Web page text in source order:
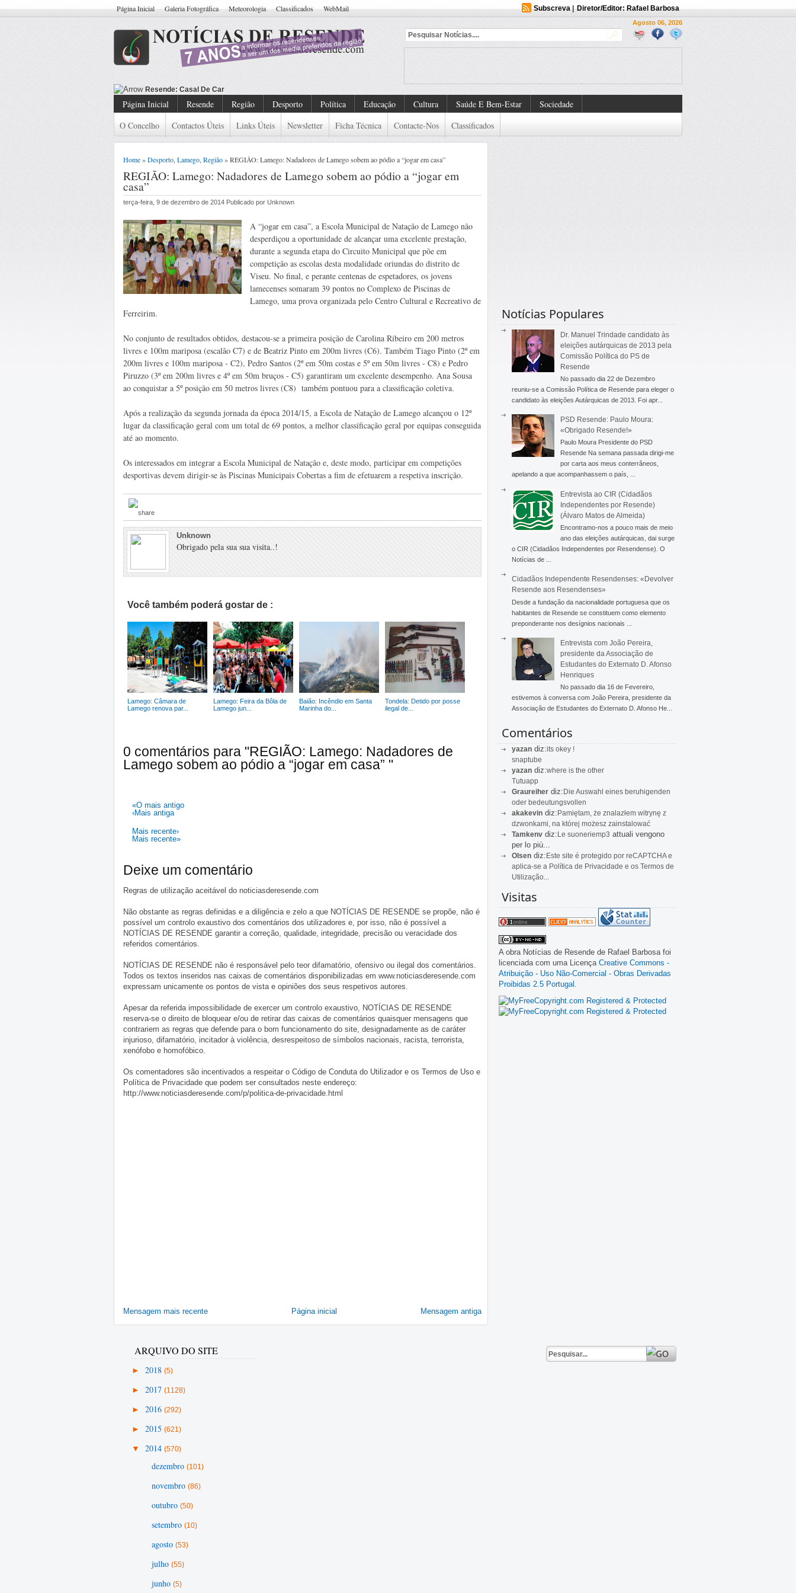
Página Inicial Galeria Fotográfica Meteorologia Classificados WebMail Subscreva| Diretor/Editor: Rafael Barbosa
Agosto 06, 2026
Resende: Casal De Carteiristas Identificado
Página Inicial Resende Região Desporto Política Educação Cultura Saúde E Bem-Estar
Sociedade
O Concelho
Contactos Úteis Links Úteis Newsletter Ficha Técnica Contacte-Nos Classificados
Home»Desporto Lamego Região» REGIÃO: Lamego: Nadadores de Lamego sobem ao pódio a “jogar em casa”
REGIÃO: Lamego: Nadadores de Lamego sobem ao pódio a “jogar em
casa”
terça-feira, 9 de dezembro de 2014 Publicado por Unknown
A “jogar em casa”, a Escola Municipal de Natação de Lamego não
desperdiçou a oportunidade de alcançar uma excelente prestação,
durante a segunda etapa do Circuito Municipal que põe em
competição as escolas desta modalidade oriundas do distrito de
Viseu. No final, e perante centenas de espetadores, os jovens
lamecenses somaram 39 pontos no Complexo de Piscinas de
Lamego, uma prova organizada pelo Centro Cultural e Recreativo de
Ferreirim.
No conjunto de resultados obtidos, destacou-se a primeira posição de Carolina Ribeiro em 200 metros
livres e 100m mariposa (escalão C7) e de Beatriz Pinto em 200m livres (C6). Também Tiago Pinto (2º em
200m livres e 100m mariposa - C2), Pedro Santos (2º em 50m costas e 5º em 50m livres - C8) e Pedro
Piruzzo (3º em 200m livres e 4º em 50m bruços - C5) garantiram um excelente desempenho. Ana Sousa
ao conquistar a 5º posição em 50 metros livres (C8) também pontuou para a classificação coletiva.
Após a realização da segunda jornada da época 2014/15, a Escola de Natação de Lamego alcançou o 12º
lugar da classificação geral com um total de 69 pontos, a melhor classificação geral por equipas conseguida
até ao momento.
Os interessados em integrar a Escola Municipal de Natação e, deste modo, participar em competições
desportivas devem dirigir-se às Piscinas Municipais Cobertas a fim de efetuarem a respetiva inscrição.
Unknown
Obrigado pela sua sua visita..!
Você também poderá gostar de :
Lamego: Câmara de
Lamego renova par...
Lamego: Feira da Bôla de
Lamego jun...
Baião: Incêndio em Santa
Marinha do...
Tondela: Detido por posse
ilegal de...
0 comentários para "REGIÃO: Lamego: Nadadores de
Lamego sobem ao pódio a “jogar em casa” "
«O mais antigo
‹Mais antiga
Mais recente›
Mais recente»
Deixe um comentário
Regras de utilização aceitável do noticiasderesende.com
Não obstante as regras definidas e a diligência e zelo a que NOTÍCIAS DE RESENDE se propõe, não é
possível um controlo exaustivo dos comentários dos utilizadores e, por isso, não é possível a
NOTÍCIAS DE RESENDE garantir a correção, qualidade, integridade, precisão ou veracidade dos
referidos comentários.
NOTÍCIAS DE RESENDE não é responsável pelo teor difamatório, ofensivo ou ilegal dos comentários.
Todos os textos inseridos nas caixas de comentários disponibilizadas em www.noticiasderesende.com
expressam unicamente os pontos de vista e opiniões dos seus respetivos autores.
Apesar da referida impossibilidade de exercer um controlo exaustivo, NOTÍCIAS DE RESENDE
reserva-se o direito de bloquear e/ou de retirar das caixas de comentários quaisquer mensagens que
contrariem as regras que defende para o bom funcionamento do site, designadamente as de caráter
injurioso, difamatório, incitador à violência, desrespeitoso de símbolos nacionais, racista, terrorista,
xenófobo e homofóbico.
Os comentadores são incentivados a respeitar o Código de Conduta do Utilizador e os Termos de Uso e
Política de Privacidade que podem ser consultados neste endereço:
http://www.noticiasderesende.com/p/politica-de-privacidade.html
Mensagem mais recente Mensagem antiga
Página inicial
Notícias Populares
Dr. Manuel Trindade candidato às
eleições autárquicas de 2013 pela
Comissão Política do PS de
Resende
No passado dia 22 de Dezembro
reuniu-se a Comissão Política de Resende para eleger o
candidato às eleições Autárquicas de 2013. Foi apr...
PSD Resende: Paulo Moura:
«Obrigado Resende!»
Paulo Moura Presidente do PSD
Resende Na semana passada dirigi-me
por carta aos meus conterrâneos,
apelando a que acompanhassem o país, ...
Entrevista ao CIR (Cidadãos
Independentes por Resende)
(Álvaro Matos de Almeida)
Encontramo-nos a pouco mais de meio
ano das eleições autárquicas, dai surge
o CIR (Cidadãos Independentes por Resendense). O
Notícias de ...
Cidadãos Independente Resendenses: «Devolver
Resende aos Resendenses»
Desde a fundação da nacionalidade portuguesa que os
habitantes de Resende se constituem como elemento
preponderante nos desígnios nacionais ...
Entrevista com João Pereira,
presidente da Associação de
Estudantes do Externato D. Afonso
Henriques
No passado dia 16 de Fevereiro,
estivemos à conversa com João Pereira, presidente da
Associação de Estudantes do Externato D. Afonso He...
Comentários
yazan diz:its okey !
snaptube
yazan diz:where is the other
Tutuapp
Graureiher diz:Die Auswahl eines beruhigenden
oder bedeutungsvollen
akakevin diz:Pamiętam, że znalazłem witrynę z
dzwonkami, na której możesz zainstalować
Tamkenv diz:Le suoneriemp3 attuali vengono
per lo più...
Olsen diz:Este site é protegido por reCAPTCHA e
aplica-se a Política de Privacidade e os Termos de
Utilização...
Visitas
A obra Notícias de Resende de Rafael Barbosa foi
licenciada com uma Licença Creative Commons -
Atribuição - Uso Não-Comercial - Obras Derivadas
Proibidas 2.5 Portugal
ARQUIVO DO SITE
► 2018 (5)
► 2017 (1128)
► 2016 (292)
► 2015 (621)
▼ 2014 (570)
dezembro (101)
novembro (86)
outubro (50)
setembro (10)
agosto (53)
julho (55)
junho (5)